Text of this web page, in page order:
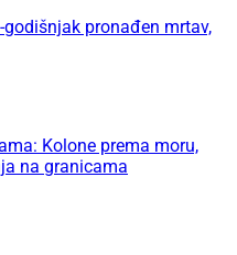
pronađen mrtav,
Kolone prema moru,
na granicama